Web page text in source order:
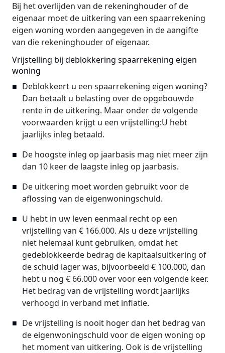
Bij het overlijden van de rekeninghouder of de
eigenaar moet de uitkering van een spaarrekening
eigen woning worden aangegeven in de aangifte
van die rekeninghouder of eigenaar.
Vrijstelling bij deblokkering spaarrekening eigen
woning
Deblokkeert u een spaarrekening eigen woning?
Dan betaalt u belasting over de opgebouwde
rente in de uitkering. Maar onder de volgende
voorwaarden krijgt u een vrijstelling:U hebt
jaarlijks inleg betaald.
De hoogste inleg op jaarbasis mag niet meer zijn
dan 10 keer de laagste inleg op jaarbasis.
De uitkering moet worden gebruikt voor de
aflossing van de eigenwoningschuld.
U hebt in uw leven eenmaal recht op een
vrijstelling van € 166.000. Als u deze vrijstelling
niet helemaal kunt gebruiken, omdat het
gedeblokkeerde bedrag de kapitaalsuitkering of
de schuld lager was, bijvoorbeeld € 100.000, dan
hebt u nog € 66.000 over voor een volgende keer.
Het bedrag van de vrijstelling wordt jaarlijks
verhoogd in verband met inflatie.
De vrijstelling is nooit hoger dan het bedrag van
de eigenwoningschuld voor de eigen woning op
het moment van uitkering. Ook is de vrijstelling